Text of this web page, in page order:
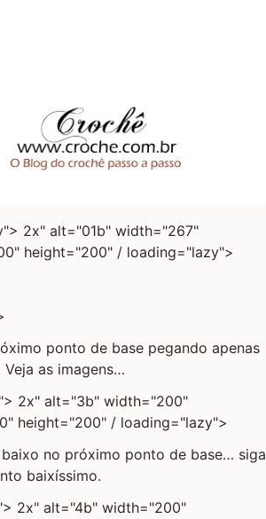
2x" alt="01b" width="267"
height="200" / loading="lazy">
ponto de base pegando apenas
as imagens…
2x" alt="3b" width="200"
height="200" / loading="lazy">
no próximo ponto de base… siga
baixíssimo.
2x" alt="4b" width="200"